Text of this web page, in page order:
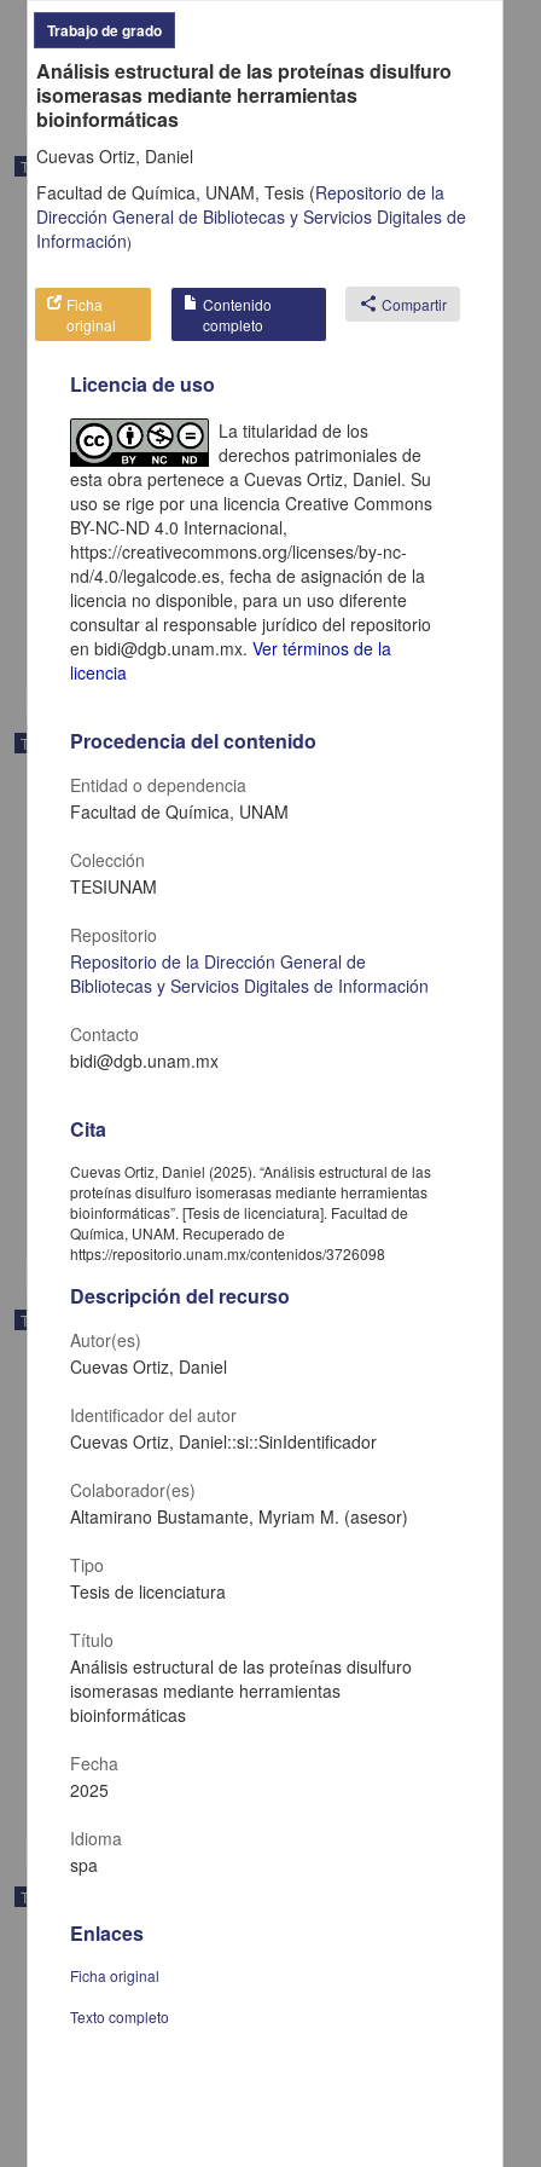
2025
Medicina y Ciencias de la Salud
Trabajo de grado
Estrategia de obtención y mantenimiento del oficio de
reconocimiento de un medicamento huérfano
Cerqueda Pereda, Juan Carlos
Biología y Química,Medicina y Ciencias de la Salud
Trabajo de grado
mujeres víctimas de violencia de género
Ciencias Sociales y Económicas,Medicina y Ciencias de la Salud
Trabajo de grado
Elaboración y evaluación de películas sublinguales a base de
passiflora para el tratamiento de ansiedad
Rodríguez Lovera, Juan Carlos
Biología y Química,Medicina y Ciencias de la Salud
Trabajo de grado
Trabajo de grado
Análisis estructural de las proteínas disulfuro
isomerasas mediante herramientas
bioinformáticas
Cuevas Ortiz, Daniel
Facultad de Química, UNAM, Tesis (Repositorio de la
Dirección General de Bibliotecas y Servicios Digitales de
Información)
Ficha
original
Contenido
completo
share Compartir
Licencia de uso
La titularidad de los
derechos patrimoniales de
esta obra pertenece a Cuevas Ortiz, Daniel. Su
uso se rige por una licencia Creative Commons
BY-NC-ND 4.0 Internacional,
https://creativecommons.org/licenses/by-nc-
nd/4.0/legalcode.es, fecha de asignación de la
licencia no disponible, para un uso diferente
consultar al responsable jurídico del repositorio
en bidi@dgb.unam.mx.Ver términos de la
licencia
Procedencia del contenido
Entidad o dependencia
Facultad de Química, UNAM
Colección
TESIUNAM
Repositorio
Repositorio de la Dirección General de
Bibliotecas y Servicios Digitales de Información
Contacto
bidi@dgb.unam.mx
Cita
Cuevas Ortiz, Daniel (2025). “Análisis estructural de las
proteínas disulfuro isomerasas mediante herramientas
bioinformáticas”. [Tesis de licenciatura]. Facultad de
Química, UNAM. Recuperado de
https://repositorio.unam.mx/contenidos/3726098
Descripción del recurso
Autor(es)
Cuevas Ortiz, Daniel
Identificador del autor
Cuevas Ortiz, Daniel::si::SinIdentificador
Colaborador(es)
Altamirano Bustamante, Myriam M. (asesor)
Tipo
Tesis de licenciatura
Título
Análisis estructural de las proteínas disulfuro
isomerasas mediante herramientas
bioinformáticas
Fecha
2025
Idioma
spa
Enlaces
Ficha original
Texto completo